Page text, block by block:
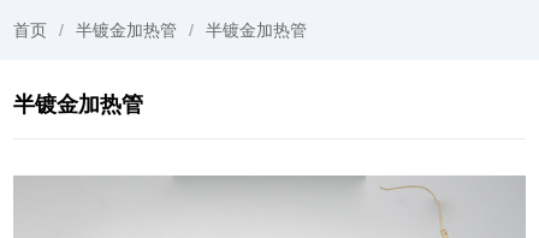
首页 半镀金加热管 半镀金加热管
半镀金加热管